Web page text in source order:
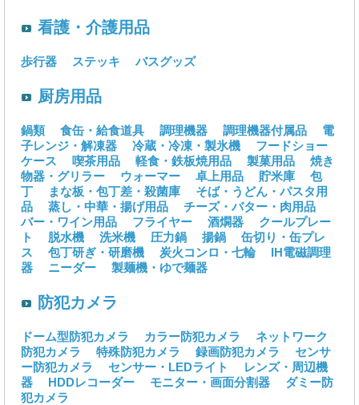
看護・介護用品
歩行器 ステッキ バスグッズ
厨房用品
鍋類 食缶・給食道具 調理機器 調理機器付属品
電
子レンジ・解凍器
冷蔵・冷凍・製氷機
フードショー
ケース
喫茶用品 軽食・鉄板焼用品 製菓用品
焼き
物器・グリラー
ウォーマー 卓上用品 貯米庫
包
丁
まな板・包丁差・殺菌庫
そば・うどん・パスタ用
品
蒸し・中華・揚げ用品
チーズ・バター・肉用品
バー・ワイン用品
フライヤー 酒燗器
クールプレー
ト
脱水機 洗米機 圧力鍋 揚鍋
缶切り・缶プレ
ス
包丁研ぎ・研磨機 炭火コンロ・七輪
IH電磁調理
器
ニーダー 製麺機・ゆで麺器
防犯カメラ
ドーム型防犯カメラ カラー防犯カメラ
ネットワーク
防犯カメラ
特殊防犯カメラ 録画防犯カメラ
センサ
ー防犯カメラ
センサー・LEDライト
レンズ・周辺機
器
HDDレコーダー モニター・画面分割器
ダミー防
犯カメラ